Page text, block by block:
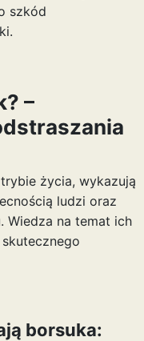
szkód
–
życia, wykazują
ludzi oraz
Wiedza na temat ich
borsuka: